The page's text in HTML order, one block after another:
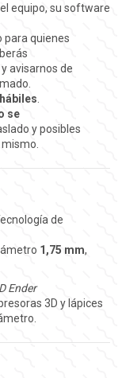
equipo, su software
para quienes
y avisarnos de
se
y posibles
de
1,75 mm,
Ender
3D y lápices